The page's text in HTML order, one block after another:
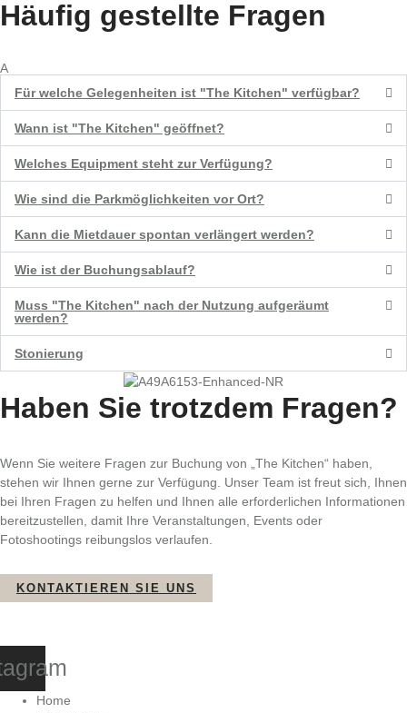
Häufig gestellte Fragen
A
Für welche Gelegenheiten ist "The Kitchen" verfügbar?
Wann ist "The Kitchen" geöffnet?
Welches Equipment steht zur Verfügung?
Wie sind die Parkmöglichkeiten vor Ort?
Kann die Mietdauer spontan verlängert werden?
Wie ist der Buchungsablauf?
Muss "The Kitchen" nach der Nutzung aufgeräumt
werden?
Stonierung
Haben Sie trotzdem Fragen?
Wenn Sie weitere Fragen zur Buchung von „The Kitchen“ haben,
stehen wir Ihnen gerne zur Verfügung. Unser Team ist freut sich, Ihnen
bei Ihren Fragen zu helfen und Ihnen alle erforderlichen Informationen
bereitzustellen, damit Ihre Veranstaltungen, Events oder
Fotoshootings reibungslos verlaufen.
KONTAKTIEREN SIE UNS
Home